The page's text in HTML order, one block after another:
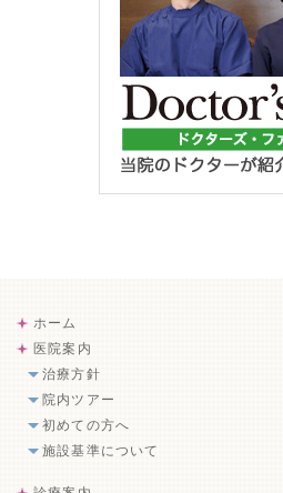
ホーム
医院案内
治療方針
院内ツアー
初めての方へ
施設基準について